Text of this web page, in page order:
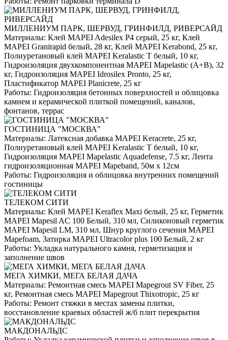
МИЛЛЕНИУМ ПАРК, ШЕРВУД, ГРИНФИЛД, РИВЕРСАЙД
Материалы: Клей MAPEI Adesilex P4 серый, 25 кг, Клей
MAPEI Granirapid белый, 28 кг, Клей MAPEI Kerabond, 25 кг,
Полиуретановый клей MAPEI Keralastic T белый, 10 кг,
Гидроизоляция двухкомпонентная MAPEI Mapelastic (А+B), 32
кг, Гидроизоляция MAPEI Idrosilex Pronto, 25 кг,
Пластификатор MAPEI Planicrete, 25 кг
Работы: Гидроизоляция бетонных поверхностей и облицовка
камнем и керамической плиткой помещений, каналов,
фонтанов, террас
ГОСТИНИЦА "МОСКВА"
Материалы: Латексная добавка MAPEI Keracrete, 25 кг,
Полиуретановый клей MAPEI Keralastic T белый, 10 кг,
Гидроизоляция MAPEI Mapelastic Aquadefense, 7.5 кг, Лента
гидроизоляционная MAPEI Mapeband, 50м x 12см
Работы: Гидроизоляция и облицовка внутренних помещений
гостиницы
ТЕЛЕКОМ СИТИ
Материалы: Клей MAPEI Keraflex Maxi белый, 25 кг, Герметик
MAPEI Mapesil AC 100 Белый, 310 мл, Силиконовый герметик
MAPEI Mapesil LM, 310 мл, Шнур круглого сечения MAPEI
Mapefoam, Затирка MAPEI Ultracolor plus 100 Белый, 2 кг
Работы: Укладка натурального камня, герметизация и
заполнение швов
МЕГА ХИМКИ, МЕГА БЕЛАЯ ДАЧА
Материалы: Ремонтная смесь MAPEI Mapegrout SV Fiber, 25
кг, Ремонтная смесь MAPEI Mapegrout Thixotropic, 25 кг
Работы: Ремонт стяжки в местах замены плитки,
восстановление краевых областей ж/б плит перекрытия
МАКДОНАЛЬДС